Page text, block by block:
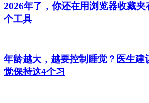
2026年了，你还在用浏览器收藏
个工具
年龄越大，越要控制睡觉？医生建
觉保持这4个习